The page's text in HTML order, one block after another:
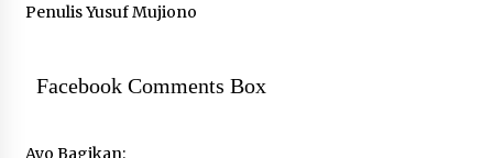
Penulis Yusuf Mujiono
Facebook Comments Box
Ayo Bagikan: